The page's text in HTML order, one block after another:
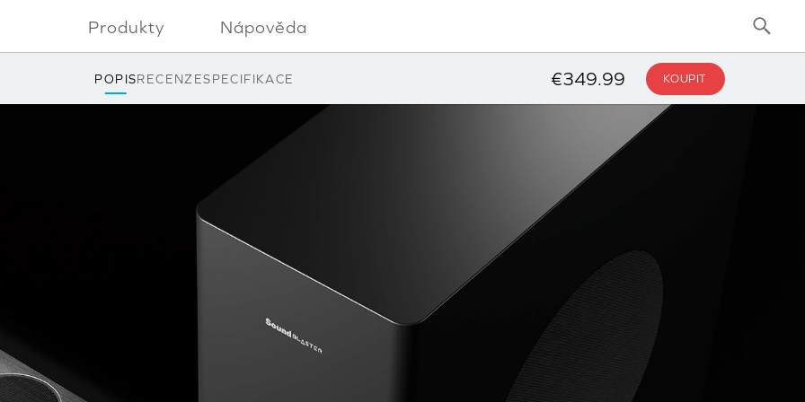
Produkty Nápověda
POPISRECENZESPECIFIKACE €349.99 KOUPIT